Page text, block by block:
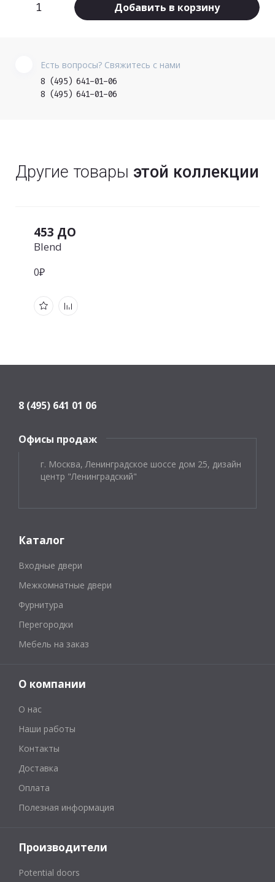
Добавить в корзину
Есть вопросы? Свяжитесь с нами
8 (495) 641-01-06
8 (495) 641-01-06
Другие товары этой коллекции
453 ДО
Blend
0₽
8 (495) 641 01 06
Офисы продаж
г. Москва, Ленинградское шоссе дом 25, дизайн
центр "Ленинградский"
Каталог
Входные двери
Межкомнатные двери
Фурнитура
Перегородки
Мебель на заказ
О компании
О нас
Наши работы
Контакты
Доставка
Оплата
Полезная информация
Производители
Potential doors